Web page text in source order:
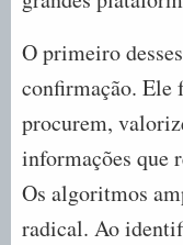
O primeiro
confirmação. Ele
procurem,
informações que
Os algoritmos
radical. Ao